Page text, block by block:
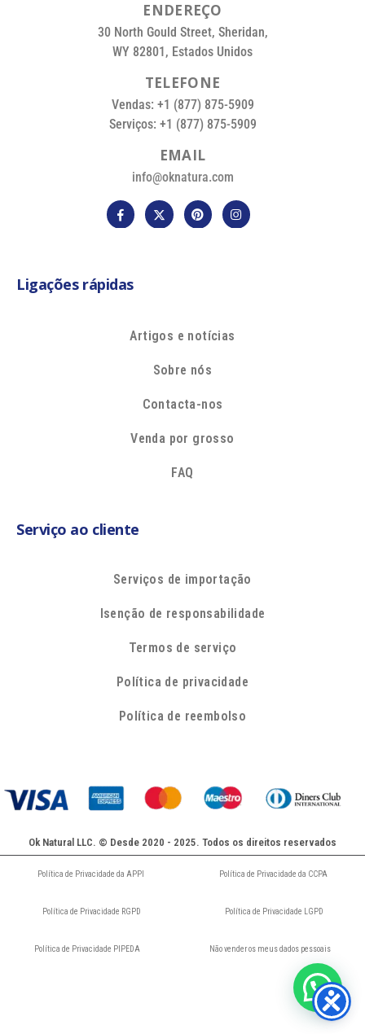
ENDEREÇO
30 North Gould Street, Sheridan,
WY 82801, Estados Unidos
TELEFONE
Vendas: +1 (877) 875-5909
Serviços: +1 (877) 875-5909
EMAIL
info@oknatura.com
Ligações rápidas
Artigos e notícias
Sobre nós
Contacta-nos
Venda por grosso
FAQ
Serviço ao cliente
Serviços de importação
Isenção de responsabilidade
Termos de serviço
Política de privacidade
Política de reembolso
Ok Natural LLC. © Desde 2020 - 2025. Todos os direitos reservados
Política de Privacidade da APPI Política de Privacidade da CCPA
Política de Privacidade RGPD Política de Privacidade LGPD
Política de Privacidade PIPEDA Não vender os meus dados pessoais